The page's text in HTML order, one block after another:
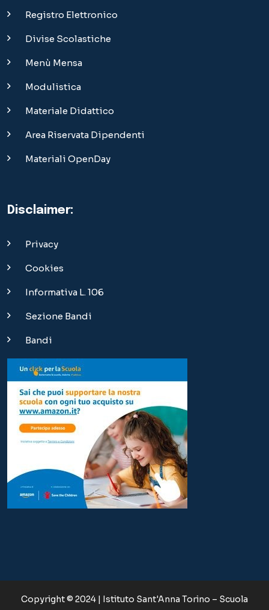
Registro Elettronico
Divise Scolastiche
Menù Mensa
Modulistica
Materiale Didattico
Area Riservata Dipendenti
Materiali OpenDay
Disclaimer:
Privacy
Cookies
Informativa L. 106
Sezione Bandi
Bandi
Copyright © 2024 | Istituto Sant'Anna Torino – Scuola